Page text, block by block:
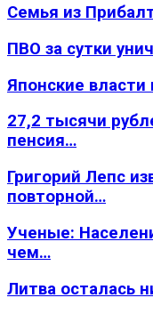
Семья из
ПВО за сутки
Японские
27,2 тысячи
пенсия…
Григорий Лепс
повторной…
Ученые:
чем…
Литва осталась